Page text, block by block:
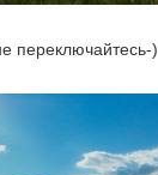
переключайтесь-)